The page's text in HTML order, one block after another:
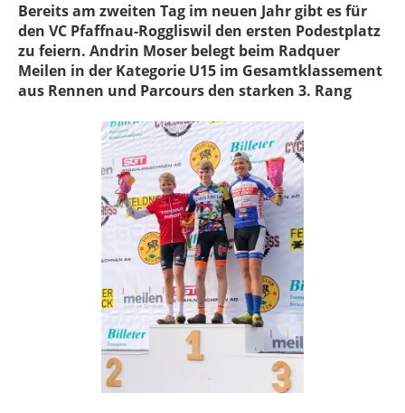
Bereits am zweiten Tag im neuen Jahr gibt es für
den VC Pfaffnau-Roggliswil den ersten Podestplatz
zu feiern. Andrin Moser belegt beim Radquer
Meilen in der Kategorie U15 im Gesamtklassement
aus Rennen und Parcours den starken 3. Rang